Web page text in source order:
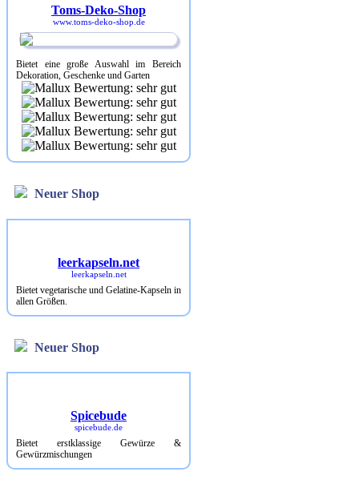
Toms-Deko-Shop
www.toms-deko-shop.de
Bietet eine große Auswahl im Bereich
Dekoration, Geschenke und Garten
Neuer Shop
leerkapseln.net
leerkapseln.net
Bietet vegetarische und Gelatine-Kapseln in
allen Größen.
Neuer Shop
Spicebude
spicebude.de
Bietet erstklassige Gewürze &
Gewürzmischungen